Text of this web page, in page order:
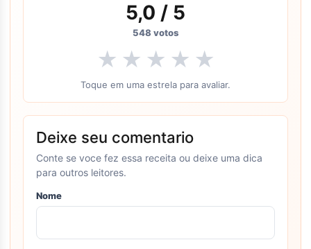
5,0 / 5
548votos
★ ★ ★ ★ ★
Toque em uma estrela para avaliar.
Deixe seu comentario
Conte se voce fez essa receita ou deixe uma dica
para outros leitores.
Nome